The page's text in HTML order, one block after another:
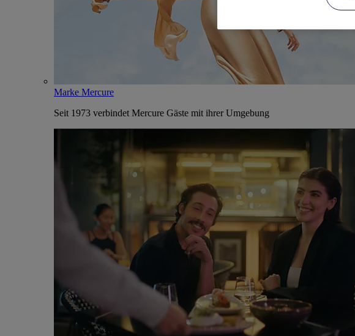
Marke Mercure
Seit 1973 verbindet Mercure Gäste mit ihrer Umgebung